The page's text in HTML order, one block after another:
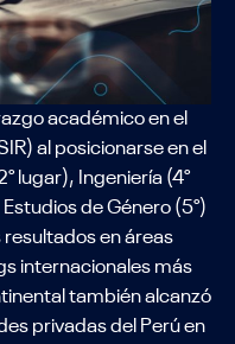
académico en el
al posicionarse en el
lugar), Ingeniería (4°
de Género (5°)
en áreas
internacionales más
también alcanzó
privadas del Perú en